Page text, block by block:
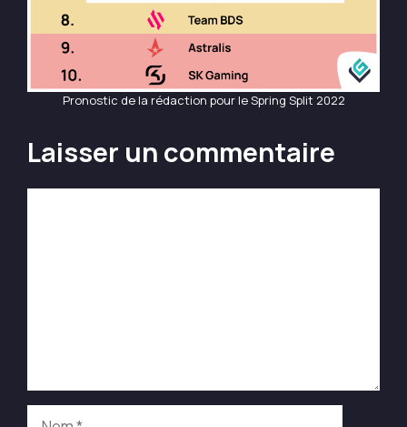
Pronostic de la rédaction pour le Spring Split 2022
Laisser un commentaire
Nom